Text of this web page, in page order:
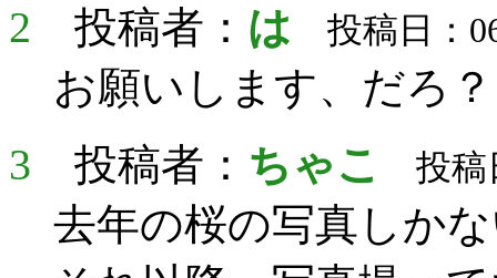
2 投稿者： は 投稿日：
お願いします、だろ？
3 投稿者： ちゃこ 投稿
去年の桜の写真しか